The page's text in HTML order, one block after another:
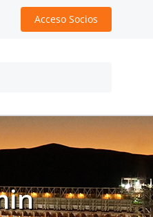
Acceso Socios